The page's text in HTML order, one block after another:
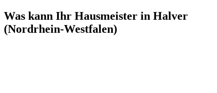
Was kann Ihr Hausmeister in Halver
(Nordrhein-Westfalen)